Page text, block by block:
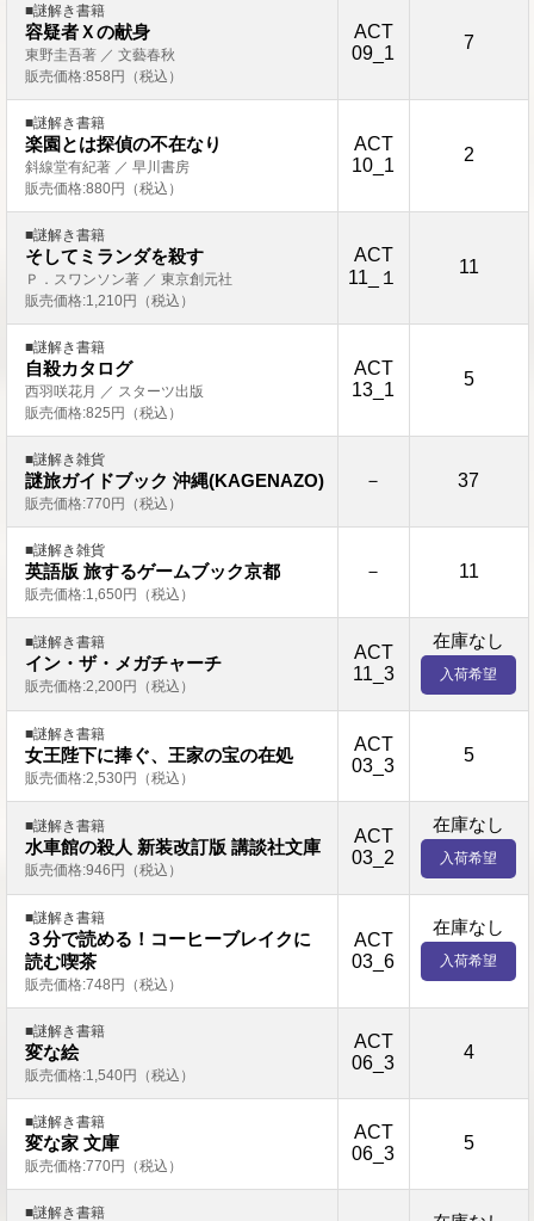
■謎解き書籍
容疑者Ｘの献身
東野圭吾著 ／ 文藝春秋
販売価格:858円（税込）
ACT
09_1
7
■謎解き書籍
楽園とは探偵の不在なり
斜線堂有紀著 ／ 早川書房
販売価格:880円（税込）
ACT
10_1
2
■謎解き書籍
そしてミランダを殺す
Ｐ．スワンソン著 ／ 東京創元社
販売価格:1,210円（税込）
ACT
11_１
11
■謎解き書籍
自殺カタログ
西羽咲花月 ／ スターツ出版
販売価格:825円（税込）
ACT
13_1
5
■謎解き雑貨
謎旅ガイドブック 沖縄(KAGENAZO)
販売価格:770円（税込）
－ 37
■謎解き雑貨
英語版 旅するゲームブック京都
販売価格:1,650円（税込）
－ 11
■謎解き書籍
イン・ザ・メガチャーチ
販売価格:2,200円（税込）
ACT
11_3
在庫なし
入荷希望
■謎解き書籍
女王陛下に捧ぐ、王家の宝の在処
販売価格:2,530円（税込）
ACT
03_3
5
■謎解き書籍
水車館の殺人 新装改訂版 講談社文庫
販売価格:946円（税込）
ACT
03_2
在庫なし
入荷希望
■謎解き書籍
３分で読める！コーヒーブレイクに
読む喫茶
販売価格:748円（税込）
ACT
03_6
在庫なし
入荷希望
■謎解き書籍
変な絵
販売価格:1,540円（税込）
ACT
06_3
4
■謎解き書籍
変な家 文庫
販売価格:770円（税込）
ACT
06_3
5
■謎解き書籍